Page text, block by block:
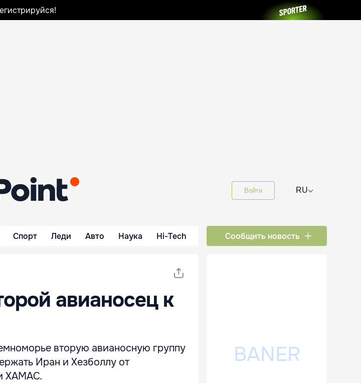
Войти RU⌵
Спорт Леди Авто Наука Hi-Tech Сообщить новость
авианосец к
вторую авианосную группу
Иран и Хезболлу от
ХАМАС.